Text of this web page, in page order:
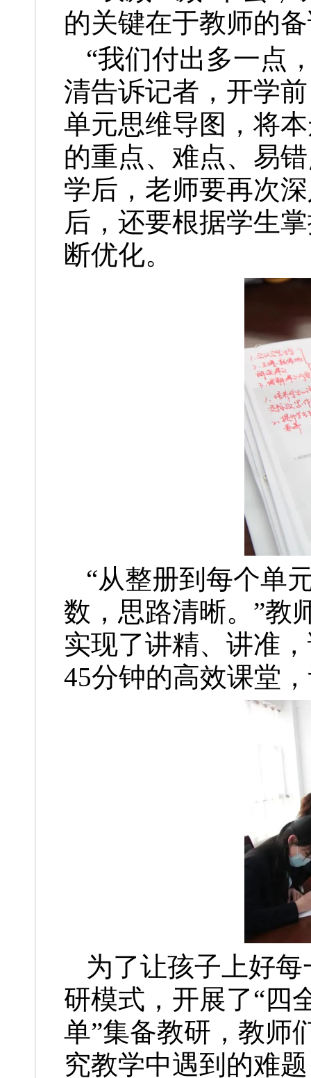
的关键在于教师的
“我们付出多一点
清告诉记者，开学
单元思维导图，将
的重点、难点、易
学后，老师要再次
后，还要根据学生
断优化。
“从整册到每个单
数，思路清晰。”教
实现了讲精、讲准
45分钟的高效课堂
为了让孩子上好
研模式，开展了“四
单”集备教研，教师
究教学中遇到的难